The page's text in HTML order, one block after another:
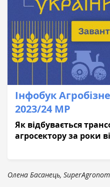
Інфобук
2023/24 МР
Як відбувається
агросектору за роки
Олена Басанець,